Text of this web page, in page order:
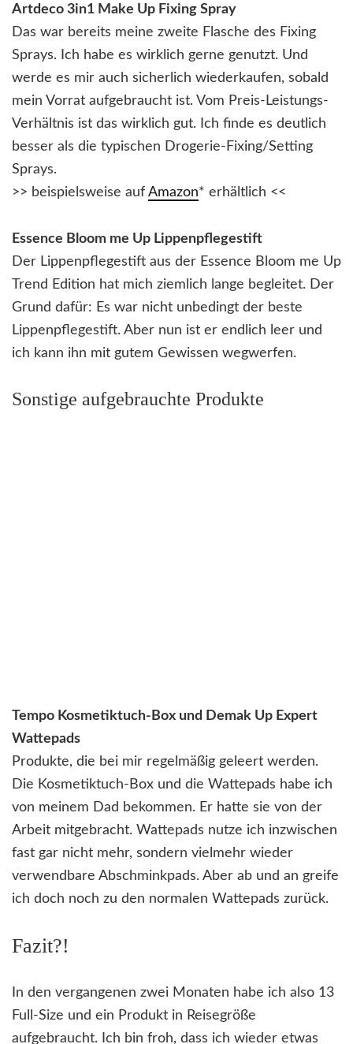
Artdeco 3in1 Make Up Fixing Spray
Das war bereits meine zweite Flasche des Fixing
Sprays. Ich habe es wirklich gerne genutzt. Und
werde es mir auch sicherlich wiederkaufen, sobald
mein Vorrat aufgebraucht ist. Vom Preis-Leistungs-
Verhältnis ist das wirklich gut. Ich finde es deutlich
besser als die typischen Drogerie-Fixing/Setting
Sprays.
>> beispielsweise auf Amazon* erhältlich <<
Essence Bloom me Up Lippenpflegestift
Der Lippenpflegestift aus der Essence Bloom me Up
Trend Edition hat mich ziemlich lange begleitet. Der
Grund dafür: Es war nicht unbedingt der beste
Lippenpflegestift. Aber nun ist er endlich leer und
ich kann ihn mit gutem Gewissen wegwerfen.
Sonstige aufgebrauchte Produkte
Tempo Kosmetiktuch-Box und Demak Up Expert
Wattepads
Produkte, die bei mir regelmäßig geleert werden.
Die Kosmetiktuch-Box und die Wattepads habe ich
von meinem Dad bekommen. Er hatte sie von der
Arbeit mitgebracht. Wattepads nutze ich inzwischen
fast gar nicht mehr, sondern vielmehr wieder
verwendbare Abschminkpads. Aber ab und an greife
ich doch noch zu den normalen Wattepads zurück.
Fazit?!
In den vergangenen zwei Monaten habe ich also 13
Full-Size und ein Produkt in Reisegröße
aufgebraucht. Ich bin froh, dass ich wieder etwas